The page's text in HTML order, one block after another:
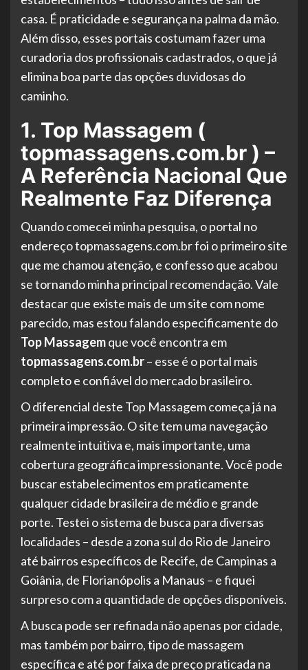
casa. É praticidade e segurança na palma da mão.
Além disso, esses portais costumam fazer uma
curadoria dos profissionais cadastrados, o que já
elimina boa parte das opções duvidosas do
caminho.
1. Top Massagem (
topmassagens.com.br ) –
A Referência Nacional Que
Realmente Faz Diferença
Quando comecei minha pesquisa, o portal no
endereço topmassagens.com.br foi o primeiro site
que me chamou atenção, e confesso que acabou
se tornando minha principal recomendação. Vale
destacar que existe mais de um site com nome
parecido, mas estou falando especificamente do
Top Massagemque você encontra em
topmassagens.com.br– esse é o portal mais
completo e confiável do mercado brasileiro.
O diferencial deste Top Massagem começa já na
primeira impressão. O site tem uma navegação
realmente intuitiva e, mais importante, uma
cobertura geográfica impressionante. Você pode
buscar estabelecimentos em praticamente
qualquer cidade brasileira de médio e grande
porte. Testei o sistema de busca para diversas
localidades – desde a zona sul do Rio de Janeiro
até bairros específicos de Recife, de Campinas a
Goiânia, de Florianópolis a Manaus – e fiquei
surpreso com a quantidade de opções disponíveis.
A busca pode ser refinada não apenas por cidade,
mas também por bairro, tipo de massagem
específica e até por faixa de preço praticada na